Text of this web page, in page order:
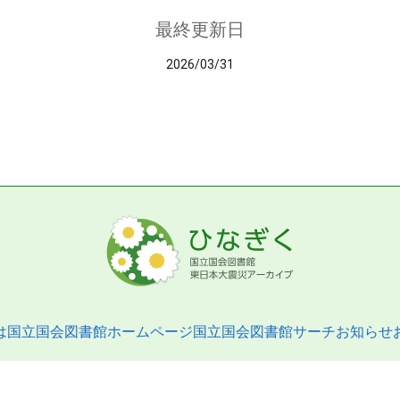
最終更新日
2026/03/31
国立国会図書館ホームページ国立国会図書館サーチお知らせ